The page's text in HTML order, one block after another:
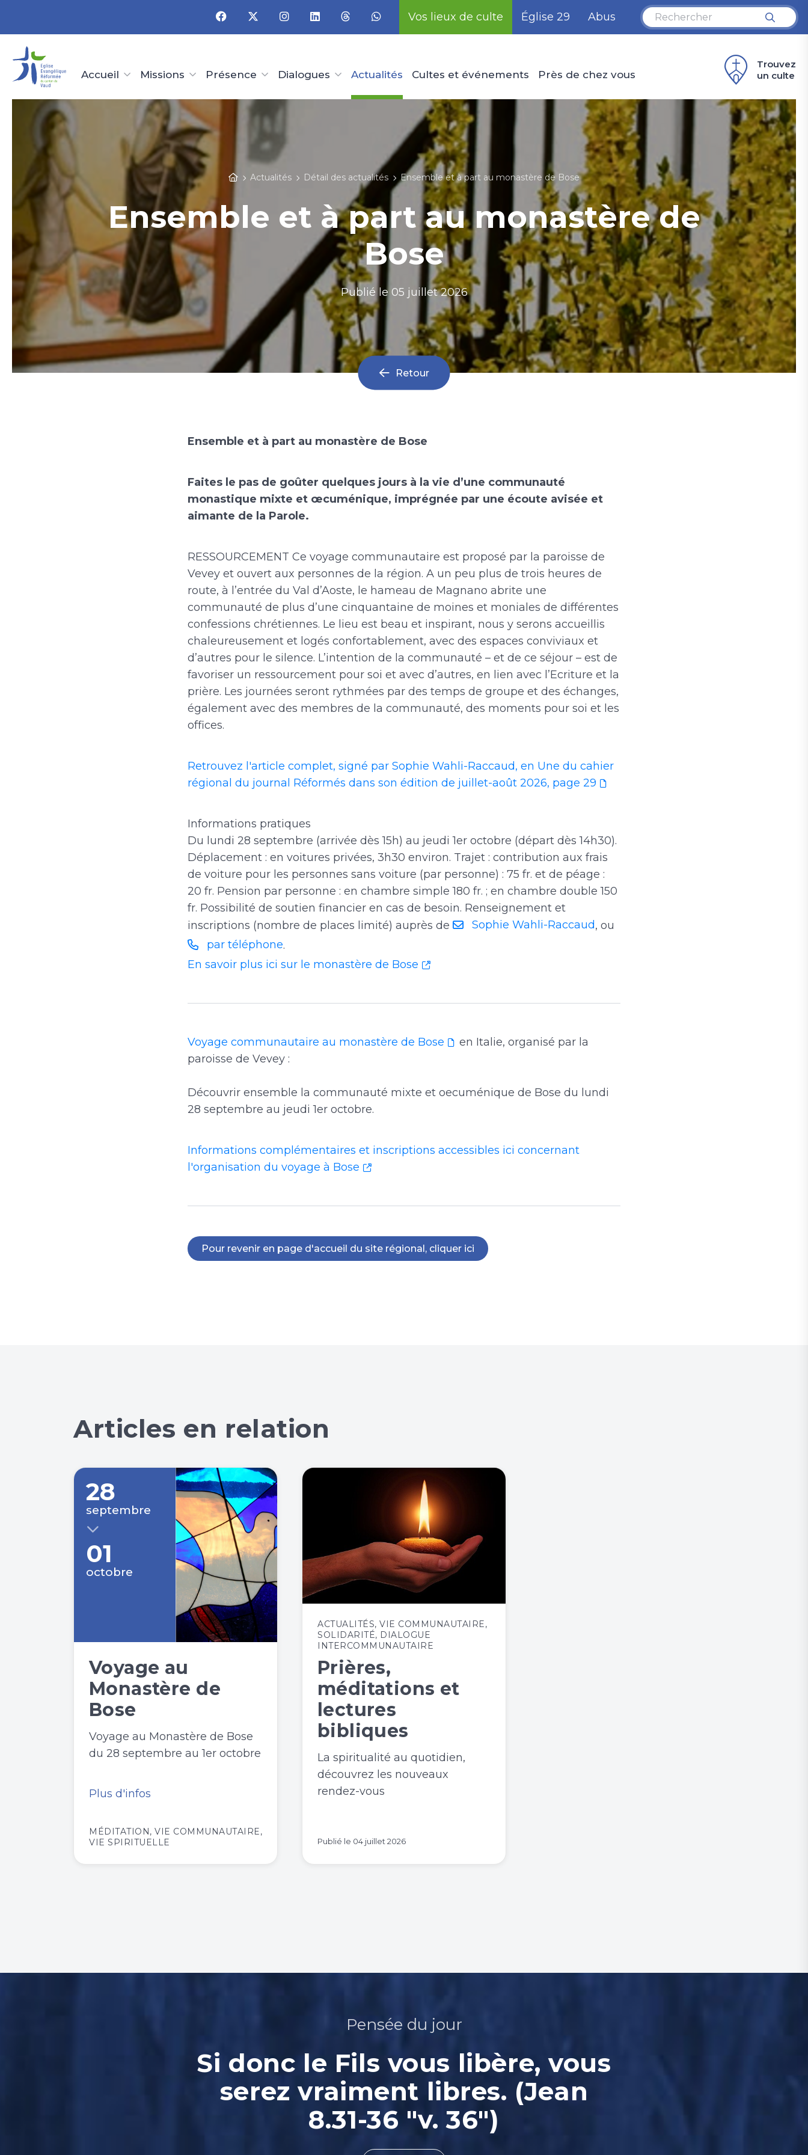
Vos lieux de culte Église 29 Abus
Accueil Missions Présence Dialogues Actualités Cultes et événements Près de chez vous
Trouvez
un culte
Actualités Détail des actualités Ensemble et à part au monastère de Bose
Ensemble et à part au monastère de
Bose
Publié le 05 juillet 2026
Retour
Ensemble et à part au monastère de Bose
Faites le pas de goûter quelques jours à la vie d’une communauté
monastique mixte et œcuménique, imprégnée par une écoute avisée et
aimante de la Parole.
RESSOURCEMENT Ce voyage communautaire est proposé par la paroisse de
Vevey et ouvert aux personnes de la région. A un peu plus de trois heures de
route, à l’entrée du Val d’Aoste, le hameau de Magnano abrite une
communauté de plus d’une cinquantaine de moines et moniales de différentes
confessions chrétiennes. Le lieu est beau et inspirant, nous y serons accueillis
chaleureusement et logés confortablement, avec des espaces conviviaux et
d’autres pour le silence. L’intention de la communauté – et de ce séjour – est de
favoriser un ressourcement pour soi et avec d’autres, en lien avec l’Ecriture et la
prière. Les journées seront rythmées par des temps de groupe et des échanges,
également avec des membres de la communauté, des moments pour soi et les
offices.
Retrouvez l'article complet, signé par Sophie Wahli-Raccaud, en Une du cahier
régional du journal Réformés dans son édition de juillet-août 2026, page 29
Informations pratiques
Du lundi 28 septembre (arrivée dès 15h) au jeudi 1er octobre (départ dès 14h30).
Déplacement : en voitures privées, 3h30 environ. Trajet : contribution aux frais
de voiture pour les personnes sans voiture (par personne) : 75 fr. et de péage :
20 fr. Pension par personne : en chambre simple 180 fr. ; en chambre double 150
fr. Possibilité de soutien financier en cas de besoin. Renseignement et
inscriptions (nombre de places limité) auprès de
Sophie Wahli-Raccaud, ou
par téléphone.
En savoir plus ici sur le monastère de Bose
Voyage communautaire au monastère de Bose
en Italie, organisé par la
paroisse de Vevey :
Découvrir ensemble la communauté mixte et oecuménique de Bose du lundi
28 septembre au jeudi 1er octobre.
Informations complémentaires et inscriptions accessibles ici concernant
l'organisation du voyage à Bose
Pour revenir en page d'accueil du site régional, cliquer ici
Articles en relation
28
septembre
01
octobre
Voyage au
Monastère de
Bose
Voyage au Monastère de Bose
du 28 septembre au 1er octobre
Plus d'infos
MÉDITATION, VIE COMMUNAUTAIRE,
VIE SPIRITUELLE
ACTUALITÉS, VIE COMMUNAUTAIRE,
SOLIDARITÉ, DIALOGUE
INTERCOMMUNAUTAIRE
Prières,
méditations et
lectures
bibliques
La spiritualité au quotidien,
découvrez les nouveaux
rendez-vous
Publié le 04 juillet 2026
Pensée du jour
Si donc le Fils vous libère, vous
serez vraiment libres. (Jean
8.31-36 "v. 36")